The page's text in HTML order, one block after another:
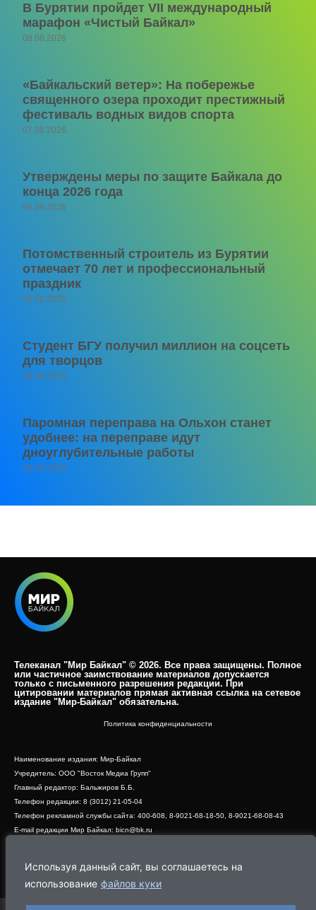
Используя данный сайт, вы соглашаетесь на
использование файлов куки
В Бурятии пройдет VII международный
марафон «Чистый Байкал»
08.08.2026
«Байкальский ветер»: На побережье
священного озера проходит престижный
фестиваль водных видов спорта
07.08.2026
Утверждены меры по защите Байкала до
конца 2026 года
06.08.2026
Потомственный строитель из Бурятии
отмечает 70 лет и профессиональный
праздник
06.08.2026
Студент БГУ получил миллион на соцсеть
для творцов
06.08.2026
Паромная переправа на Ольхон станет
удобнее: на переправе идут
дноуглубительные работы
06.08.2026
Телеканал "Мир Байкал" © 2026. Все права защищены. Полное
или частичное заимствование материалов допускается
только с письменного разрешения редакции. При
цитировании материалов прямая активная ссылка на сетевое
издание "Мир-Байкал" обязательна.​
Политика конфиденциальности
Наименование издания: Мир-Байкал
Учредитель: ООО "Восток Медиа Групп"
Главный редактор: Бальжиров Б.Б.
Телефон редакции: 8 (3012) 21-05-04
Телефон рекламной службы сайта: 400-608, 8-9021-68-18-50, 8-9021-68-08-43
E-mail редакции Мир Байкал: bicn@bk.ru
Адрес редакции: 670000, г. Улан-Удэ, ул. Профсоюзная, дом 44, офис 1